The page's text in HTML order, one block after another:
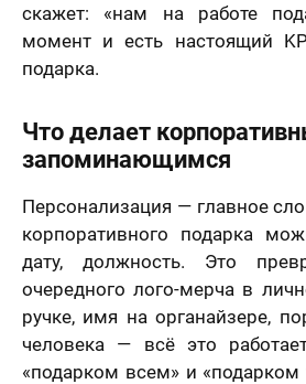
скажет: «нам на работе
момент и есть настоящий
подарка.
Что делает
запоминающимся
Персонализация — главное
корпоративного подарка
дату, должность. Это
очередного лого-мерча в
ручке, имя на органайзере,
человека — всё это
«подарком всем» и «подарком